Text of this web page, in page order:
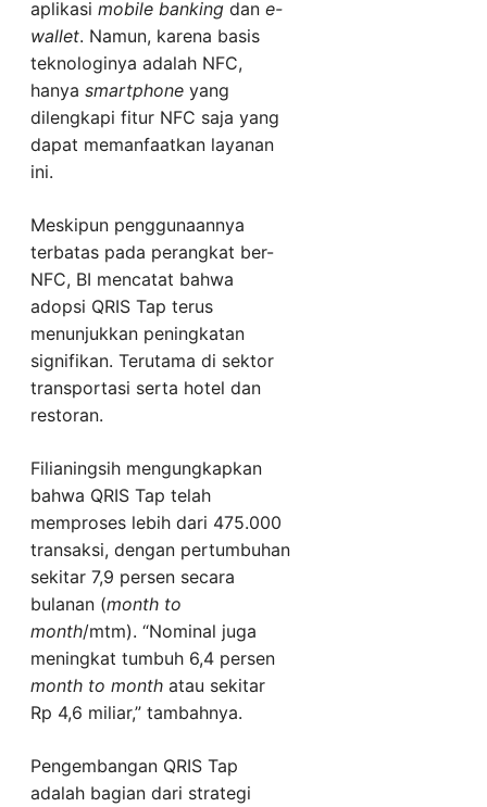
aplikasi mobile banking dan e-
wallet. Namun, karena basis
teknologinya adalah NFC,
hanya smartphone yang
dilengkapi fitur NFC saja yang
dapat memanfaatkan layanan
ini.
Meskipun penggunaannya
terbatas pada perangkat ber-
NFC, BI mencatat bahwa
adopsi QRIS Tap terus
menunjukkan peningkatan
signifikan. Terutama di sektor
transportasi serta hotel dan
restoran.
Filianingsih mengungkapkan
bahwa QRIS Tap telah
memproses lebih dari 475.000
transaksi, dengan pertumbuhan
sekitar 7,9 persen secara
bulanan (month to
month/mtm). “Nominal juga
meningkat tumbuh 6,4 persen
month to month atau sekitar
Rp 4,6 miliar,” tambahnya.
Pengembangan QRIS Tap
adalah bagian dari strategi